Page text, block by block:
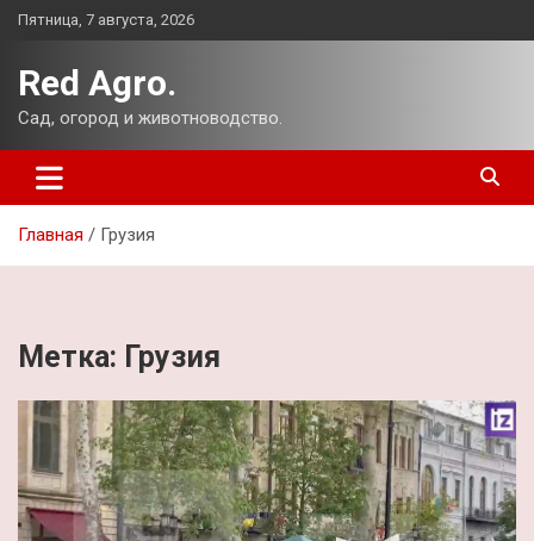
Перейти
Пятница, 7 августа, 2026
Red Agro.
Сад, огород и животноводство.
Главная Грузия
Метка: Грузия